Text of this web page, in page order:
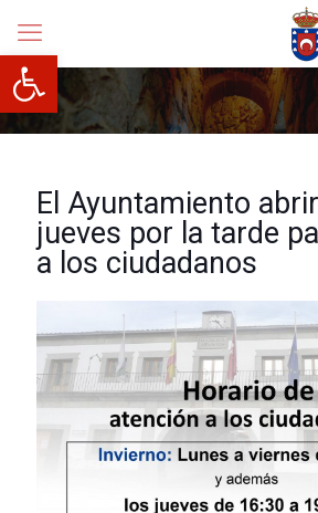
Abrir barra de herramientas
El Ayuntamiento
jueves por la tarde
a los ciudadanos